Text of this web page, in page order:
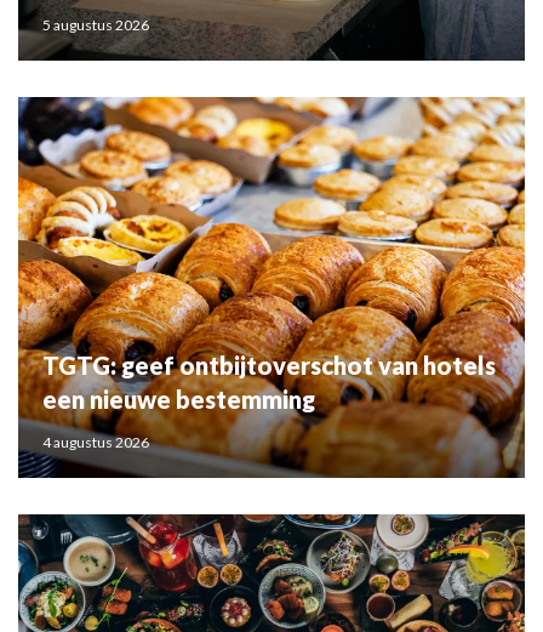
5 augustus 2026
TGTG: geef ontbijtoverschot van hotels
een nieuwe bestemming
4 augustus 2026